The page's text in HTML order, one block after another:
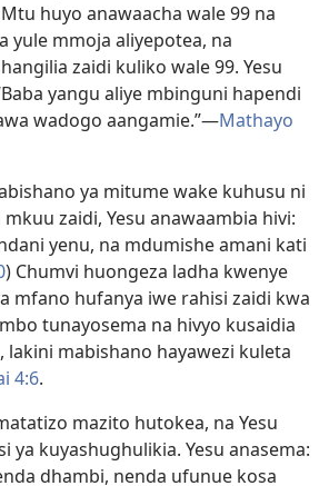
huyo anawaacha wale 99 na
yule mmoja aliyepotea, na
zaidi kuliko wale 99. Yesu
yangu aliye mbinguni hapendi
wadogo aangamie.”—Mathayo
ya mitume wake kuhusu ni
zaidi, Yesu anawaambia hivi:
yenu, na mdumishe amani kati
) Chumvi huongeza ladha kwenye
mfano hufanya iwe rahisi zaidi kwa
tunayosema na hivyo kusaidia
lakini mabishano hayawezi kuleta
4:6.
mazito hutokea, na Yesu
ya kuyashughulikia. Yesu anasema:
dhambi, nenda ufunue kosa